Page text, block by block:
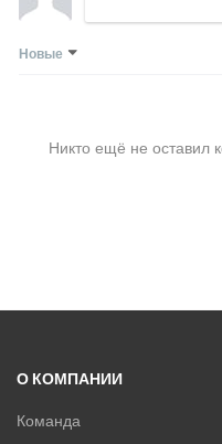
Новые
Никто ещё не оставил
О КОМПАНИИ
Команда